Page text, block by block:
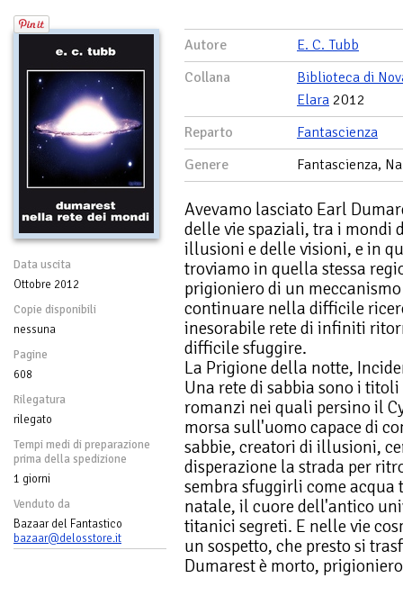
Data uscita
Ottobre 2012
Copie disponibili
nessuna
Pagine
608
Rilegatura
rilegato
Tempi medi di preparazione
prima della spedizione
1 giorni
Venduto da
Bazaar del Fantastico
bazaar@delosstore.it
Autore
E. C. Tubb
Collana
Biblioteca di
Elara 2012
Reparto
Fantascienza
Genere
Fantascienza,
Avevamo lasciato Earl
delle vie spaziali, tra i mondi
illusioni e delle visioni, e in
troviamo in quella stessa
prigioniero di un
continuare nella difficile
inesorabile rete di infiniti
difficile sfuggire.
La Prigione della notte,
Una rete di sabbia sono i
romanzi nei quali persino il
morsa sull'uomo capace di
sabbie, creatori di illusioni,
disperazione la strada per
sembra sfuggirli come acqua
natale, il cuore dell'antico
titanici segreti. E nelle vie
un sospetto, che presto si
Dumarest è morto,